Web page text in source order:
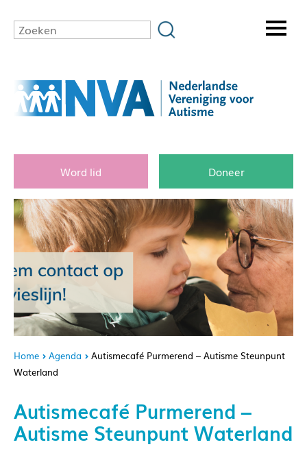
Word lid Doneer
Home Agenda
Autismecafé Purmerend – Autisme Steunpunt
Waterland
Autismecafé Purmerend –
Autisme Steunpunt Waterland